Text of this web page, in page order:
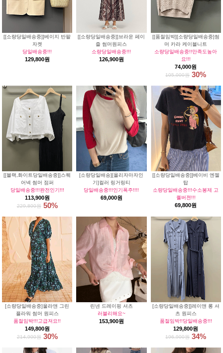
[[소량당일배송중]]베이지 반팔
자켓
당일배송중!!!
129,800원
[[소량당일배송중]]브라운 페이
즐 썸머원피스
소량당일배송중!!!
126,900원
[[품절임박][소량당일배송중]썸
머 카라 케이블니트
소량당일배송중!!만족도높아
요!!!
74,000원
105,000원 30%
[[블랙,화이트당일배송중]]스퀘
어넥 썸머 점퍼
당일배송중!!!완전인기!!!
113,900원
229,800원 50%
[소량당일배송][올리자마자인
기]컬러 링거링티
당일배송중!!!인기폭주!!!!
69,000원
[[소량당일배송중]]베이비 엔젤
탑
소량당일배송중!!!수소봉제 고
퀄버젼!!!
69,800원
[소량당일배송중]울라앤 그린
플라워 썸머 원피스
품절임박!!!고급져요!!
149,800원
214,900원 30%
린넨 드레이핑 셔츠
러블리해요~
153,900원
[소량당일배송중]]레이앤 롱 셔
츠 원피스
품절임박!!당일배송중!!!
129,800원
196,900원 34%